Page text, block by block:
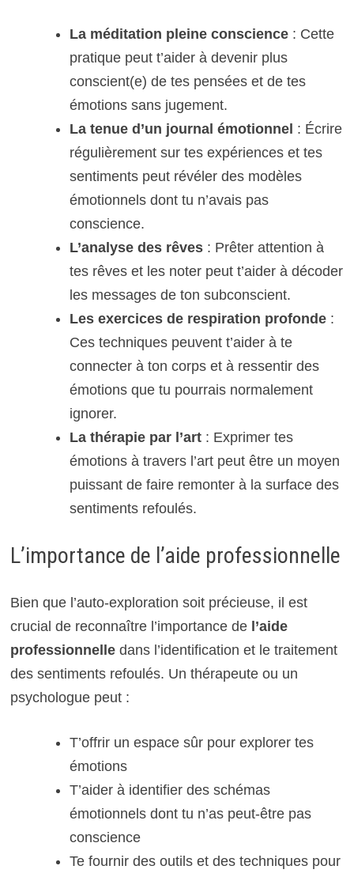
La méditation pleine conscience: Cette
pratique peut t’aider à devenir plus
conscient(e) de tes pensées et de tes
émotions sans jugement.
La tenue d’un journal émotionnel : Écrire
régulièrement sur tes expériences et tes
sentiments peut révéler des modèles
émotionnels dont tu n’avais pas
conscience.
L’analyse des rêves: Prêter attention à
tes rêves et les noter peut t’aider à décoder
les messages de ton subconscient.
Les exercices de respiration profonde:
Ces techniques peuvent t’aider à te
connecter à ton corps et à ressentir des
émotions que tu pourrais normalement
ignorer.
La thérapie par l’art: Exprimer tes
émotions à travers l’art peut être un moyen
puissant de faire remonter à la surface des
sentiments refoulés.
L’importance de l’aide professionnelle
Bien que l’auto-exploration soit précieuse, il est
crucial de reconnaître l’importance de l’aide
professionnelledans l’identification et le traitement
des sentiments refoulés. Un thérapeute ou un
psychologue peut :
T’offrir un espace sûr pour explorer tes
émotions
T’aider à identifier des schémas
émotionnels dont tu n’as peut-être pas
conscience
Te fournir des outils et des techniques pour